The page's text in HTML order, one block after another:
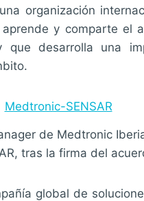
organización
y comparte el
desarrolla una
de Medtronic
tras la firma del
global de